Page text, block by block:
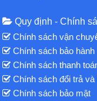
Quy định - Chính
Chính sách vận
Chính sách bảo hành
Chính sách thanh
Chính sách đổi trả và
Chính sách bảo mật